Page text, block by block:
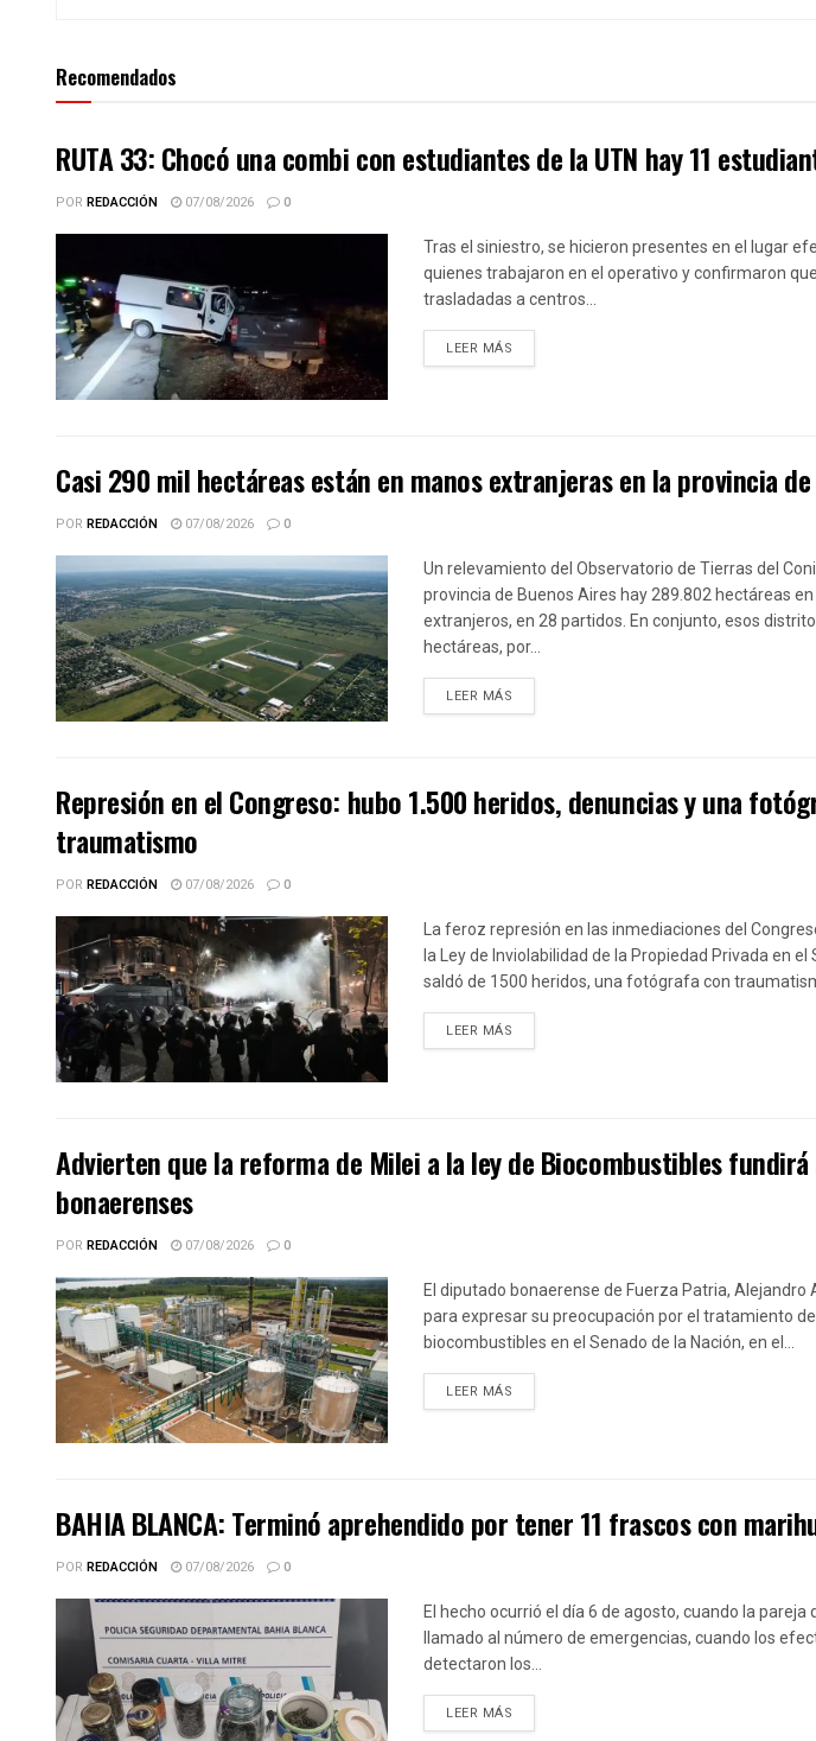
Recomendados
RUTA 33: Chocó una combi con estudiantes de la UTN hay 11
POR REDACCIÓN 07/08/2026 0
Tras el siniestro, se hicieron presentes en el lugar
quienes trabajaron en el operativo y confirmaron
trasladadas a centros...
LEER MÁS
Casi 290 mil hectáreas están en manos extranjeras en la provincia
POR REDACCIÓN 07/08/2026 0
Un relevamiento del Observatorio de Tierras del
provincia de Buenos Aires hay 289.802 hectáreas
extranjeros, en 28 partidos. En conjunto, esos
hectáreas, por...
LEER MÁS
Represión en el Congreso: hubo 1.500 heridos, denuncias y una
traumatismo
POR REDACCIÓN 07/08/2026 0
La feroz represión en las inmediaciones del
la Ley de Inviolabilidad de la Propiedad Privada en el
saldó de 1500 heridos, una fotógrafa con
LEER MÁS
Advierten que la reforma de Milei a la ley de Biocombustibles fundirá
bonaerenses
POR REDACCIÓN 07/08/2026 0
El diputado bonaerense de Fuerza Patria,
para expresar su preocupación por el tratamiento
biocombustibles en el Senado de la Nación, en el...
LEER MÁS
BAHIA BLANCA: Terminó aprehendido por tener 11 frascos con
POR REDACCIÓN 07/08/2026 0
El hecho ocurrió el día 6 de agosto, cuando la pareja
llamado al número de emergencias, cuando los
detectaron los...
LEER MÁS